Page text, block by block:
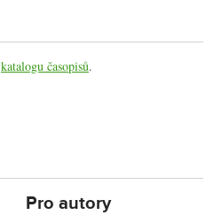
katalogu časopisů.
Pro autory